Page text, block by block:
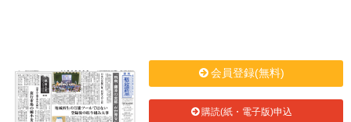
会員登録(無料)
購読(紙・電子版)申込